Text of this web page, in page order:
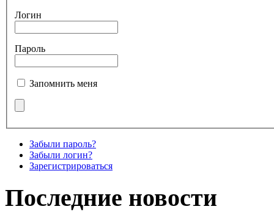
Логин
Пароль
Запомнить меня
Забыли пароль?
Забыли логин?
Зарегистрироваться
Последние новости